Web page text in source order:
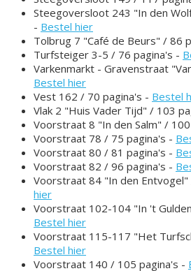
Steegoversloot 243 "In den
- Bestel hier
Tolbrug 7 "Café de Beurs" / 86
Turfsteiger 3-5 / 76 pagina's -
Varkenmarkt - Gravenstraat
Bestel hier
Vest 162 / 70 pagina's - Bestel
Vlak 2 "Huis Vader Tijd" / 103
Voorstraat 8 "In den Salm" /
Voorstraat 78 / 75 pagina's -
Voorstraat 80 / 81 pagina's -
Voorstraat 82 / 96 pagina's -
Voorstraat 84 "In den Entvogel"
hier
Voorstraat 102-104 "In 't
Bestel hier
Voorstraat 115-117 "Het
Bestel hier
Voorstraat 140 / 105 pagina's -